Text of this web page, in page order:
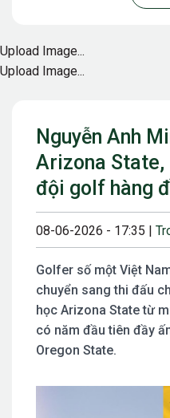
Nguyễn Anh
Arizona
đội golf hàng
08-06-2026 - 17:35 |
Golfer số một Việt
chuyển sang thi đấu
học Arizona State từ
có năm đầu tiên đầy
Oregon State.
Upload Image...
Upload Image...